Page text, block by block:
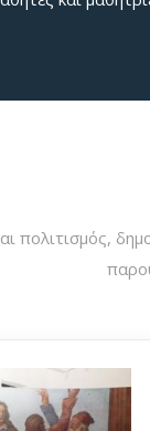
πολιτισμός,